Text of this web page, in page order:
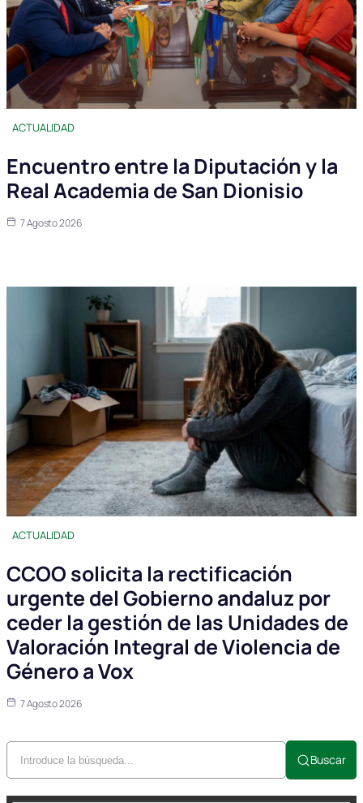
ACTUALIDAD
Encuentro entre la Diputación y la
Real Academia de San Dionisio
7 Agosto 2026
ACTUALIDAD
CCOO solicita la rectificación
urgente del Gobierno andaluz por
ceder la gestión de las Unidades de
Valoración Integral de Violencia de
Género a Vox
7 Agosto 2026
Buscar